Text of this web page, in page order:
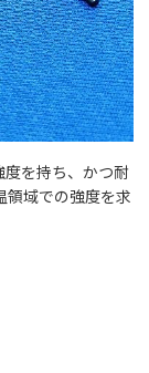
を持ち、かつ耐
領域での強度を求